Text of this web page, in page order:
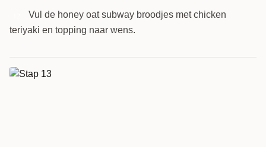
Vul de honey oat subway broodjes met chicken
teriyaki en topping naar wens.